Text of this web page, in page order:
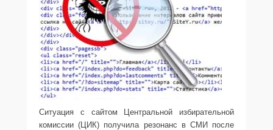
Ситуация с сайтом Центральной избирательной
комиссии (ЦИК) получила резонанс в СМИ после